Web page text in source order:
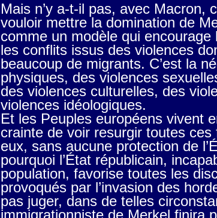
Mais n’y a-t-il pas, avec Macron,
vouloir mettre la domination de
comme un modèle qui
les conflits issus des violences
beaucoup de migrants. C’est la
physiques, des violences
des violences culturelles, des
violences idéologiques.
Et les Peuples européens vivent
crainte de voir resurgir toutes
eux, sans aucune protection de
pourquoi l’État républicain,
population, favorise toutes les
provoqués par l’invasion des
pas juger, dans de telles
immigrationniste de Merkel finira